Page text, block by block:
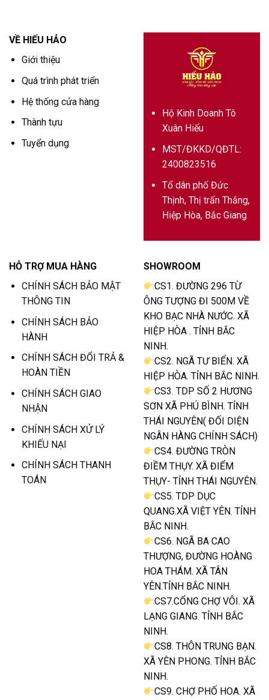
VỀ HIẾU HẢO
Giới thiệu
Quá trình phát triển
Hệ thống cửa hàng
Thành tựu
Tuyển dụng
Hộ Kinh Doanh Tô
Xuân Hiếu
MST/ĐKKD/QĐTL:
2400823516
Tổ dân phố Đức
Thịnh, Thị trấn Thắng,
Hiệp Hòa, Bắc Giang
HỖ TRỢ MUA HÀNG
CHÍNH SÁCH BẢO MẬT
THÔNG TIN
CHÍNH SÁCH BẢO
HÀNH
CHÍNH SÁCH ĐỔI TRẢ &
HOÀN TIỀN
CHÍNH SÁCH GIAO
NHẬN
CHÍNH SÁCH XỬ LÝ
KHIẾU NẠI
CHÍNH SÁCH THANH
TOÁN
SHOWROOM
CS1. ĐƯỜNG 296 TỪ
ÔNG TƯỢNG ĐI 500M VỀ
KHO BẠC NHÀ NƯỚC. XÃ
HIỆP HÒA . TỈNH BẮC
NINH.
CS2. NGÃ TƯ BIỂN. XÃ
HIỆP HÒA. TỈNH BẮC NINH.
CS3. TDP SỐ 2 HƯƠNG
SƠN XÃ PHÚ BÌNH. TỈNH
THÁI NGUYÊN( ĐỐI DIỆN
NGÂN HÀNG CHÍNH SÁCH)
CS4. ĐƯỜNG TRÒN
ĐIỀM THỤY. XÃ ĐIỂM
THỤY- TỈNH THÁI NGUYÊN.
CS5. TDP DỤC
QUANG.XÃ VIỆT YÊN. TỈNH
BẮC NINH.
CS6. NGÃ BA CAO
THƯỢNG, ĐƯỜNG HOÀNG
HOA THÁM. XÃ TÂN
YÊN.TỈNH BẮC NINH.
CS7.CỔNG CHỢ VÔI. XÃ
LẠNG GIANG. TỈNH BẮC
NINH.
CS8. THÔN TRUNG BẠN.
XÃ YÊN PHONG. TỈNH BẮC
NINH.
CS9. CHỢ PHỐ HOA. XÃ